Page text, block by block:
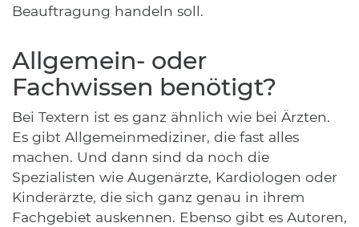
Beauftragung handeln soll.
Allgemein- oder
Fachwissen benötigt?
Bei Textern ist es ganz ähnlich wie bei Ärzten.
Es gibt Allgemeinmediziner, die fast alles
machen. Und dann sind da noch die
Spezialisten wie Augenärzte, Kardiologen oder
Kinderärzte, die sich ganz genau in ihrem
Fachgebiet auskennen. Ebenso gibt es Autoren,